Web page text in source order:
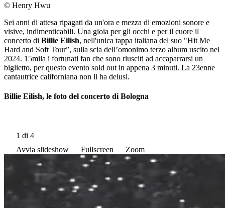
© Henry Hwu
Sei anni di attesa ripagati da un'ora e mezza di emozioni sonore e
visive, indimenticabili. Una gioia per gli occhi e per il cuore il
concerto di Billie Eilish, nell'unica tappa italiana del suo "Hit Me
Hard and Soft Tour”, sulla scia dell’omonimo terzo album uscito nel
2024. 15mila i fortunati fan che sono riusciti ad accaparrarsi un
biglietto, per questo evento sold out in appena 3 minuti. La 23enne
cantautrice californiana non li ha delusi.
Billie Eilish, le foto del concerto di Bologna
1 di 4
Avvia slideshow
Fullscreen Zoom